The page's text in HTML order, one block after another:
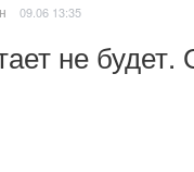
09.06 13:35
не